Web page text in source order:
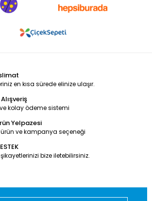
en kısa sürede elinize ulaşır.
kolay ödeme sistemi
Yelpazesi
ve kampanya seçeneği
bize iletebilirsiniz.